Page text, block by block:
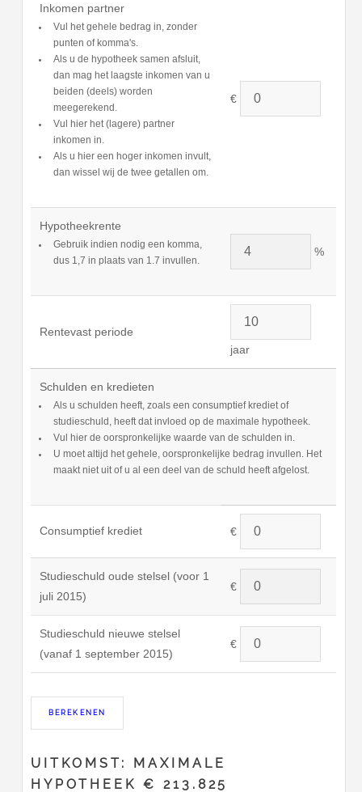
Inkomen partner
Vul het gehele bedrag in, zonder
punten of komma's.
Als u de hypotheek samen afsluit,
dan mag het laagste inkomen van u
beiden (deels) worden
meegerekend.
Vul hier het (lagere) partner
inkomen in.
Als u hier een hoger inkomen invult,
dan wissel wij de twee getallen om.
€
Hypotheekrente
Gebruik indien nodig een komma,
dus 1,7 in plaats van 1.7 invullen.
%
Rentevast periode
jaar
Schulden en kredieten
Als u schulden heeft, zoals een consumptief krediet of
studieschuld, heeft dat invloed op de maximale hypotheek.
Vul hier de oorspronkelijke waarde van de schulden in.
U moet altijd het gehele, oorspronkelijke bedrag invullen. Het
maakt niet uit of u al een deel van de schuld heeft afgelost.
Consumptief krediet €
Studieschuld oude stelsel (voor 1
juli 2015)
€
Studieschuld nieuwe stelsel
(vanaf 1 september 2015)
€
UITKOMST: MAXIMALE
HYPOTHEEK € 213.825